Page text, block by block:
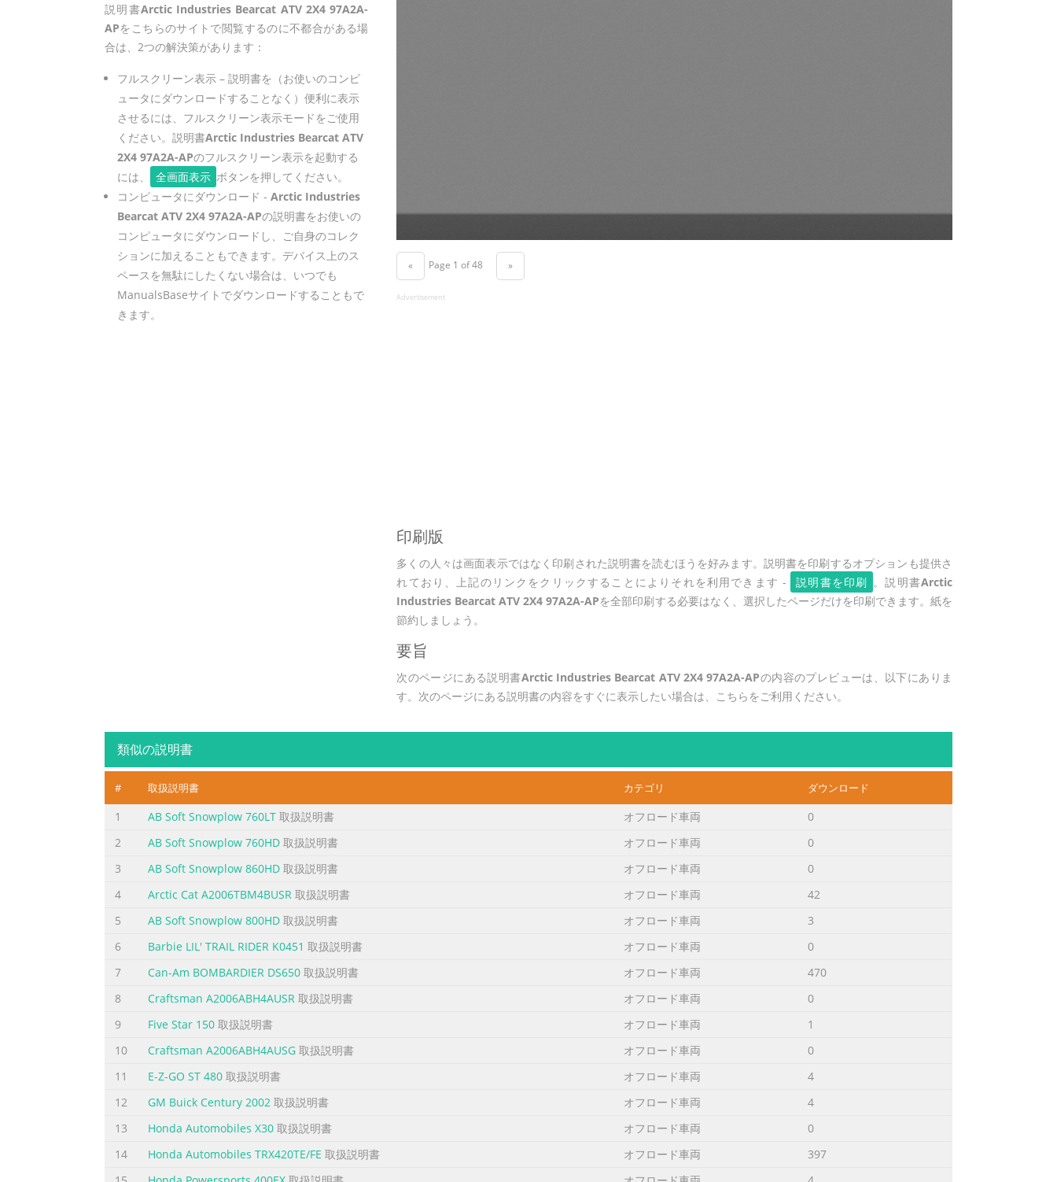
説明書Arctic Industries Bearcat ATV 2X4 97A2A-
APをこちらのサイトで閲覧するのに不都合がある場
合は、2つの解決策があります：
フルスクリーン表示 – 説明書を（お使いのコンピ
ュータにダウンロードすることなく）便利に表示
させるには、フルスクリーン表示モードをご使用
ください。説明書Arctic Industries Bearcat ATV
2X4 97A2A-APのフルスクリーン表示を起動する
には、
全画面表示 ボタンを押してください。
コンピュータにダウンロード - Arctic Industries
Bearcat ATV 2X4 97A2A-APの説明書をお使いの
コンピュータにダウンロードし、ご自身のコレク
ションに加えることもできます。デバイス上のス
ペースを無駄にしたくない場合は、いつでも
ManualsBaseサイトでダウンロードすることもで
きます。
« Page 1 of 48 »
Advertisement
印刷版
多くの人々は画面表示ではなく印刷された説明書を読むほうを好みます。説明書を印刷するオプションも提供さ
れており、上記のリンクをクリックすることによりそれを利用できます -
説明書を印刷 。説明書Arctic
Industries Bearcat ATV 2X4 97A2A-APを全部印刷する必要はなく、選択したページだけを印刷できます。紙を
節約しましょう。
要旨
次のページにある説明書Arctic Industries Bearcat ATV 2X4 97A2A-APの内容のプレビューは、以下にありま
す。次のページにある説明書の内容をすぐに表示したい場合は、こちらをご利用ください。
類似の説明書
# 取扱説明書 カテゴリ ダウンロード
1 AB Soft Snowplow 760LT 取扱説明書 オフロード車両
0
2
AB Soft Snowplow 760HD 取扱説明書 オフロード車両
0
3
AB Soft Snowplow 860HD 取扱説明書 オフロード車両
0
4
Arctic Cat A2006TBM4BUSR 取扱説明書 オフロード車両
42
5
AB Soft Snowplow 800HD 取扱説明書 オフロード車両
3
6
Barbie LIL' TRAIL RIDER K0451 取扱説明書 オフロード車両
0
7
Can-Am BOMBARDIER DS650 取扱説明書 オフロード車両
470
8
Craftsman A2006ABH4AUSR 取扱説明書 オフロード車両
0
9
Five Star 150 取扱説明書 オフロード車両
1
10
Craftsman A2006ABH4AUSG 取扱説明書 オフロード車両
0
11
E-Z-GO ST 480 取扱説明書 オフロード車両
4
12
GM Buick Century 2002 取扱説明書 オフロード車両
4
13
Honda Automobiles X30 取扱説明書 オフロード車両
0
14
Honda Automobiles TRX420TE/FE 取扱説明書 オフロード車両
397